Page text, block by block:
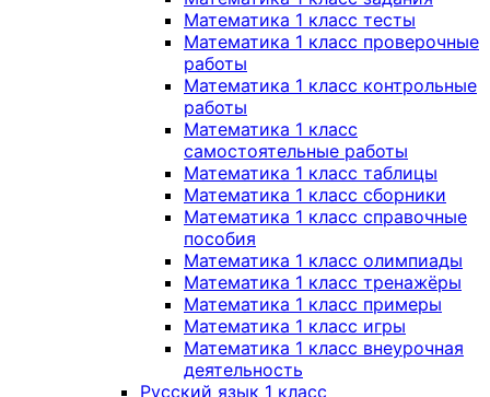
Математика 1 класс тесты
Математика 1 класс проверочные
работы
Математика 1 класс контрольные
работы
Математика 1 класс
самостоятельные работы
Математика 1 класс таблицы
Математика 1 класс сборники
Математика 1 класс справочные
пособия
Математика 1 класс олимпиады
Математика 1 класс тренажёры
Математика 1 класс примеры
Математика 1 класс игры
Математика 1 класс внеурочная
деятельность
Русский язык 1 класс